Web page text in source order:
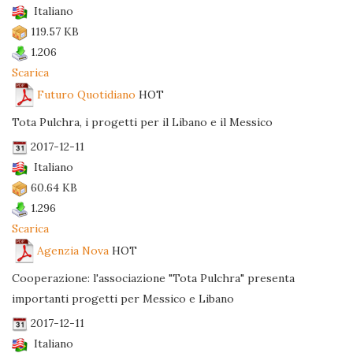
Italiano
119.57 KB
1.206
Scarica
Futuro Quotidiano HOT
Tota Pulchra, i progetti per il Libano e il Messico
2017-12-11
Italiano
60.64 KB
1.296
Scarica
Agenzia Nova HOT
Cooperazione: l'associazione "Tota Pulchra" presenta
importanti progetti per Messico e Libano
2017-12-11
Italiano